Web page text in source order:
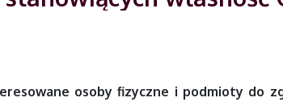
osoby fizyczne i podmioty do